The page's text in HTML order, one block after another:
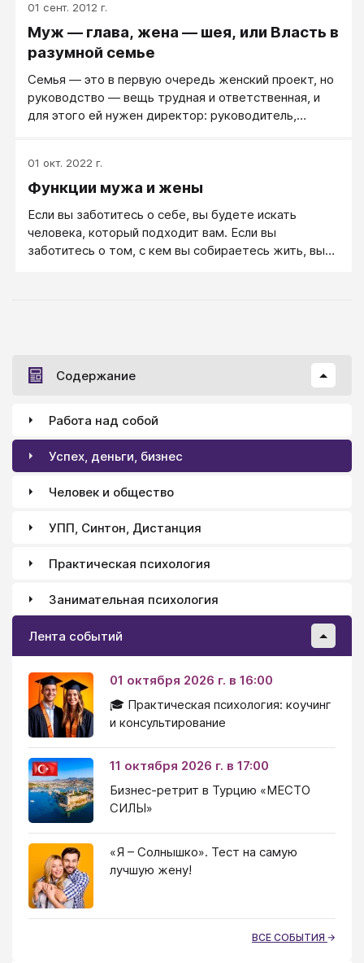
легче быть занятым, чем спорить с женщиной.
01 сент. 2012 г.
Муж — глава, жена — шея, или Власть в
разумной семье
Семья — это в первую очередь женский проект, но
руководство — вещь трудная и ответственная, и
для этого ей нужен директор: руководитель,
01 окт. 2022 г.
Функции мужа и жены
Если вы заботитесь о себе, вы будете искать
человека, который подходит вам. Если вы
заботитесь о том, с кем вы собираетесь жить, вы
Содержание
Работа над собой
Успех, деньги, бизнес
Человек и общество
УПП, Синтон, Дистанция
Практическая психология
Занимательная психология
Лента событий
01 октября 2026 г. в 16:00
🎓 Практическая психология: коучинг
и консультирование
11 октября 2026 г. в 17:00
Бизнес-ретрит в Турцию «МЕСТО
СИЛЫ»
«Я – Солнышко». Тест на самую
лучшую жену!
ВСЕ СОБЫТИЯ